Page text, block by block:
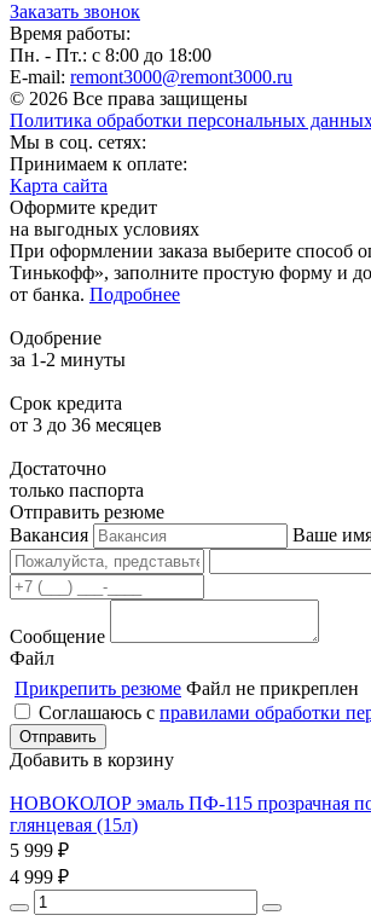
Заказать звонок
Время работы:
Пн. - Пт.: с 8:00 до 18:00
E-mail: remont3000@remont3000.ru
© 2026 Все права защищены
Политика обработки персональных
Мы в соц. сетях:
Принимаем к оплате:
Карта сайта
Оформите кредит
на выгодных условиях
При оформлении заказа выберите способ
Тинькофф», заполните простую форму и
от банка. Подробнее
Одобрение
за 1-2 минуты
Срок кредита
от 3 до 36 месяцев
Достаточно
только паспорта
Отправить резюме
Вакансия
Ваше
Сообщение
Файл
Прикрепить резюме Файл не прикреплен
Соглашаюсь с правилами обработки
Добавить в корзину
НОВОКОЛОР эмаль ПФ-115 прозрачная
глянцевая (15л)
5 999 ₽
4 999 ₽